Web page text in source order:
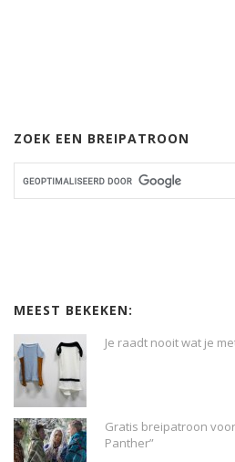
ZOEK EEN BREIPATROON
MEEST BEKEKEN:
Je raadt nooit wat je
Gratis breipatroon voor
Panther”